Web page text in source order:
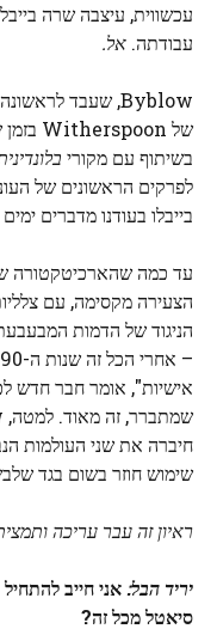
עכשווית, עיצבה שרה
עבודתה. אל.
של Witherspoon בזמן שעשה את התחפושות עבור
בשיתוף עם מקורי
לפרקים הראשונים של
בייבלו בעודנו מדברים
הצעירה מקסימה, עם צלליות
הניגוד של הדמות
אישיות", אומר חבר חדש
חיברה את שני העולמות
שימוש חוזר בשום בגד
ראיון זה עבר עריכה
יריד הבל:אני חייב
סיאטל מכל זה?